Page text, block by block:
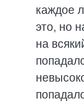
каждое
это, но
на